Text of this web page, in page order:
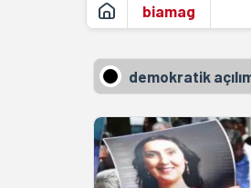
biamag
demokratik